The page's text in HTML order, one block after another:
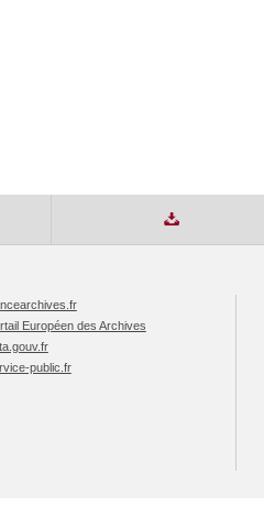
Européen des Archives
public.fr